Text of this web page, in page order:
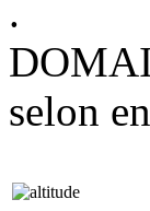
.
selon